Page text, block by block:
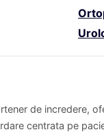
de incredere,
centrata pe